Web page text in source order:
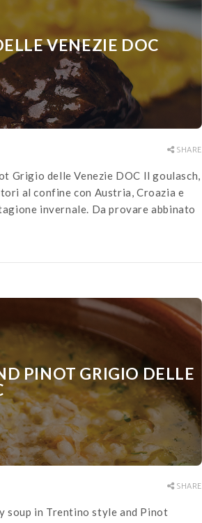
VENEZIE DOC
SHARE
Grigio delle Venezie DOC Il goulasch,
al confine con Austria, Croazia e
invernale. Da provare abbinato
PINOT GRIGIO DELLE
SHARE
soup in Trentino style and Pinot